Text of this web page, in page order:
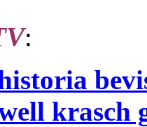
:
krasch